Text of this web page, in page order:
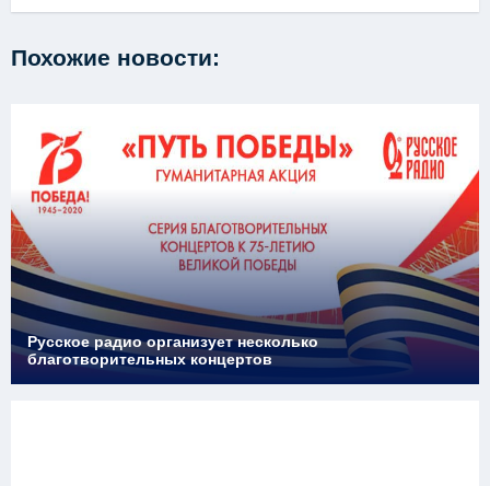
Похожие новости:
Русское радио организует несколько
благотворительных концертов